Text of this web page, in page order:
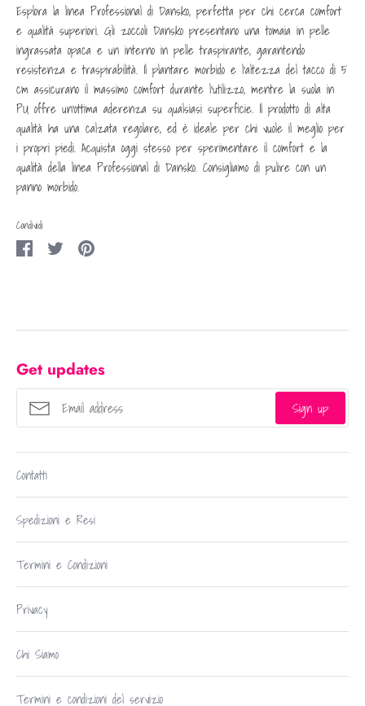
Esplora la linea Professional di Dansko, perfetta per chi cerca comfort
e qualità superiori. Gli zoccoli Dansko presentano una tomaia in pelle
ingrassata opaca e un interno in pelle traspirante, garantendo
resistenza e traspirabilità. Il plantare morbido e l'altezza del tacco di 5
cm assicurano il massimo comfort durante l'utilizzo, mentre la suola in
PU offre un'ottima aderenza su qualsiasi superficie. Il prodotto di alta
qualità ha una calzata regolare, ed è ideale per chi vuole il meglio per
i propri piedi. Acquista oggi stesso per sperimentare il comfort e la
qualità della linea Professional di Dansko. Consigliamo di pulire con un
panno morbido.
Condividi
CondividiCondividiCondividi
Get updates
Sign up
Contatti
Spedizioni e Resi
Termini e Condizioni
Privacy
Chi Siamo
Termini e condizioni del servizio